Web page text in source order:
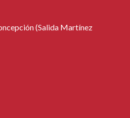
(Salida Martínez